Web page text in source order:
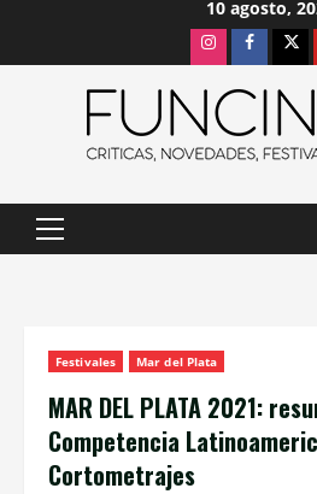
10 agosto,
InstagramX
Menú
Festivales Mar del Plata
MAR DEL PLATA 2021:
Competencia
Cortometrajes